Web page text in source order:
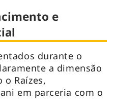
e
durante o
a dimensão
o Raízes,
em parceria com o